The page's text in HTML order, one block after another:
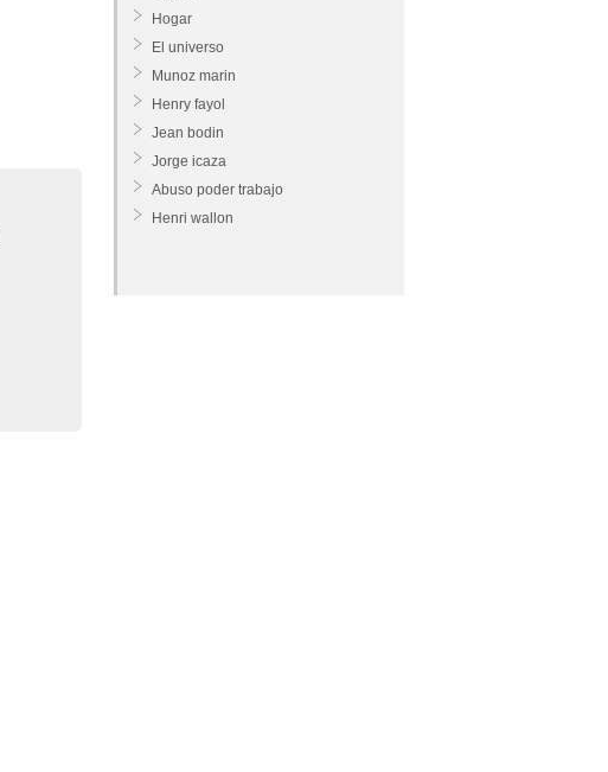
Hogar
El universo
Munoz marin
Henry fayol
Jean bodin
Jorge icaza
Abuso poder trabajo
Henri wallon